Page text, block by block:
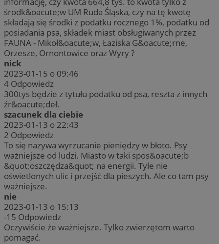
środk&oacute;w UM Ruda Śląska, czy na tę kwotę
składają się środki z podatku rocznego 1%, podatku od
posiadania psa, składek miast obsługiwanych przez
FAUNA - Mikoł&oacute;w, Łaziska G&oacute;rne,
Orzesze, Ornontowice oraz Wyry ?
nick
2023-01-15 o 09:46
4 Odpowiedz
300tys będzie z tytułu podatku od psa, reszta z innych
źr&oacute;deł.
szacunek dla ciebie
2023-01-13 o 22:43
2 Odpowiedz
To się nazywa wyrzucanie pieniędzy w błoto. Psy
ważniejsze od ludzi. Miasto w taki spos&oacute;b
&quot;oszczędza&quot; na energii. Tyle nie
oświetlonych ulic i przejść dla pieszych. Ale co tam psy
ważniejsze.
nie
2023-01-13 o 15:13
-15 Odpowiedz
Oczywiście że ważniejsze. Tylko zwierzętom warto
pomagać.